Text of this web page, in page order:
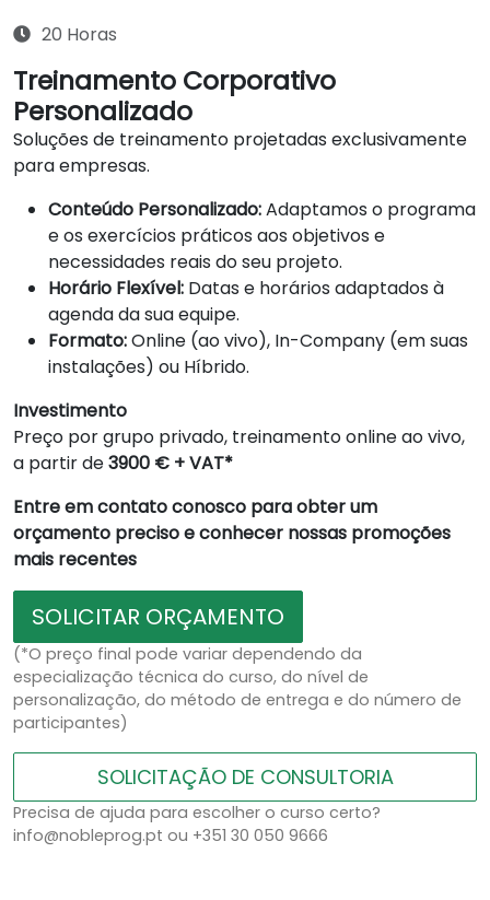
20 Horas
Treinamento Corporativo
Personalizado
Soluções de treinamento projetadas exclusivamente
para empresas.
Conteúdo Personalizado:Adaptamos o programa
e os exercícios práticos aos objetivos e
necessidades reais do seu projeto.
Horário Flexível: Datas e horários adaptados à
agenda da sua equipe.
Formato:Online (ao vivo), In-Company (em suas
instalações) ou Híbrido.
Investimento
Preço por grupo privado, treinamento online ao vivo,
a partir de3900 € + VAT*
Entre em contato conosco para obter um
orçamento preciso e conhecer nossas promoções
mais recentes
SOLICITAR ORÇAMENTO
(*O preço final pode variar dependendo da
especialização técnica do curso, do nível de
personalização, do método de entrega e do número de
participantes)
SOLICITAÇÃO DE CONSULTORIA
Precisa de ajuda para escolher o curso certo?
info@nobleprog.pt ou +351 30 050 9666